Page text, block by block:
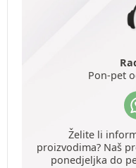
Pon-pet
Želite li
proizvodima? Naš
ponedjeljka do